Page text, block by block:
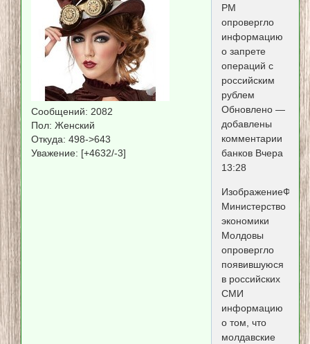
Сообщений: 2082
Пол: Женский
Откуда: 498->643
Уважение: [+4632/-3]
РМ
опровергло
информацию
о запрете
операций с
российским
рублем
Обновлено —
добавлены
комментарии
банков Вчера
13:28
Министерство
экономики
Молдовы
опровергло
появившуюся
в российских
СМИ
информацию
о том, что
молдавские